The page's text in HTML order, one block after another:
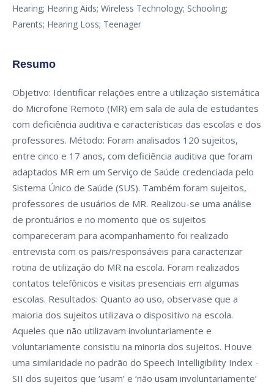
Hearing; Hearing Aids; Wireless Technology; Schooling;
Parents; Hearing Loss; Teenager
Resumo
Objetivo: Identificar relações entre a utilização sistemática
do Microfone Remoto (MR) em sala de aula de estudantes
com deficiência auditiva e características das escolas e dos
professores. Método: Foram analisados 120 sujeitos,
entre cinco e 17 anos, com deficiência auditiva que foram
adaptados MR em um Serviço de Saúde credenciada pelo
Sistema Único de Saúde (SUS). Também foram sujeitos,
professores de usuários de MR. Realizou-se uma análise
de prontuários e no momento que os sujeitos
compareceram para acompanhamento foi realizado
entrevista com os pais/responsáveis para caracterizar
rotina de utilização do MR na escola. Foram realizados
contatos telefônicos e visitas presenciais em algumas
escolas. Resultados: Quanto ao uso, observase que a
maioria dos sujeitos utilizava o dispositivo na escola.
Aqueles que não utilizavam involuntariamente e
voluntariamente consistiu na minoria dos sujeitos. Houve
uma similaridade no padrão do Speech Intelligibility Index -
SII dos sujeitos que ‘usam’ e ‘não usam involuntariamente’